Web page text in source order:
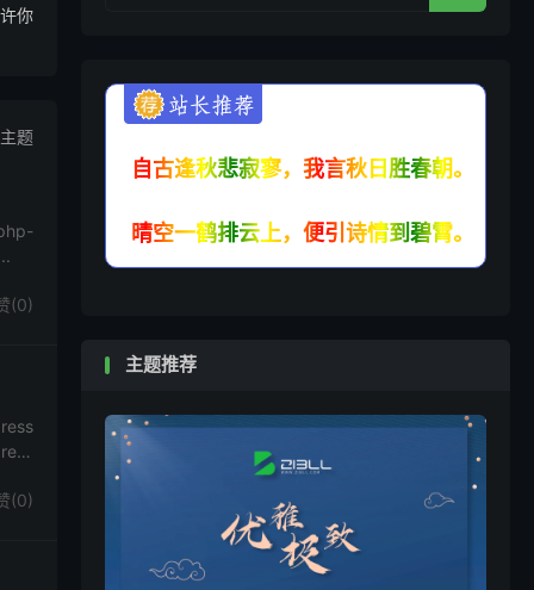
你
题
(0)
(0)
自古逢秋悲寂寥，我言秋日胜春朝。
晴空一鹤排云上，便引诗情到碧霄。
主题推荐